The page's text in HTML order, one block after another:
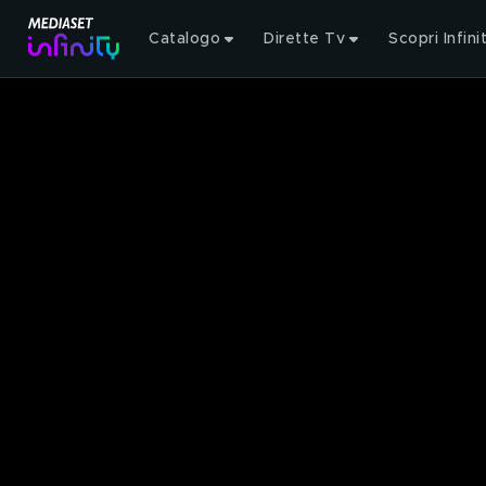
Catalogo Dirette Tv Scopri